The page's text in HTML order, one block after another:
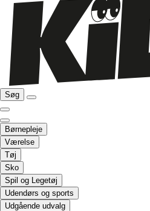
Søg
Børnepleje
Værelse
Tøj
Sko
Spil og Legetøj
Udendørs og sports
Udgående udvalg